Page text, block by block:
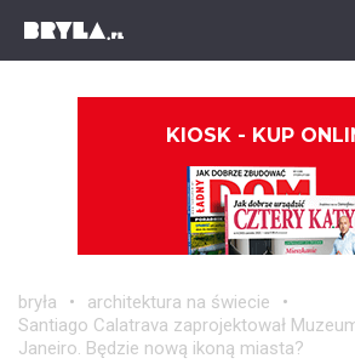
KIOSK - KUP
bryła
architektura na świecie
Santiago Calatrava zaprojektował
Janeiro. Będzie nową ikoną miasta?